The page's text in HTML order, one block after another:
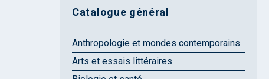
Catalogue général
Anthropologie et mondes contemporains
Arts et essais littéraires